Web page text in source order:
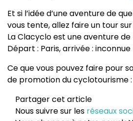
Et si l’idée d’une aventure de
vous tente, allez faire un tour
La Clacyclo est une aventure de
Départ : Paris, arrivée : inconnue
Ce que vous pouvez faire pour
de promotion du cyclotourisme :
Partager cet article
Nous suivre sur les réseaux